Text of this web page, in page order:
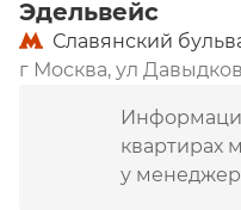
Эдельвейс
Славянский
г Москва, ул
квартирах
у